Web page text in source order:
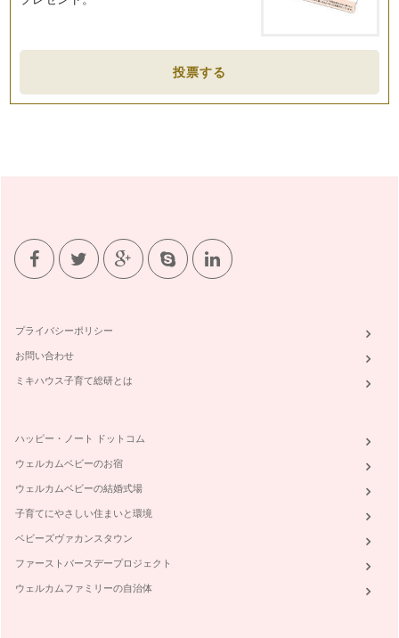
投票する
プライバシーポリシー
お問い合わせ
ミキハウス子育て総研とは
ハッピー・ノート ドットコム
ウェルカムベビーのお宿
ウェルカムベビーの結婚式場
子育てにやさしい住まいと環境
ベビーズヴァカンスタウン
ファーストバースデープロジェクト
ウェルカムファミリーの自治体